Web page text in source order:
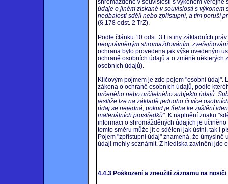
údaje o jiném získané v souvislosti s
nedbalosti sdělí nebo zpřístupní, a tím poruší
(§ 178 odst. 2 TrZ).
Podle článku 10 odst. 3 Listiny základních
neoprávněným shromažďováním,
ochrana bylo provedena jak výše uvedeným
ochraně osobních údajů a o změně některých
osobních údajů).
Klíčovým pojmem je zde pojem "osobní údaj".
zákona o ochraně osobních údajů, podle
určeného nebo určitelného subjektu údajů.
jestliže lze na základě jednoho či více
údaj se nejedná, pokud je třeba ke zjištění
materiálních prostředků". K naplnění znaku
informaci o shromážděných údajích je
tomto směru může jít o sdělení jak ústní, tak i
Pojem "zpřístupní údaj" znamená, že
údaji mohly seznámit. Z hlediska zavinění jde
4.4.3 Poškození a zneužití záznamu na